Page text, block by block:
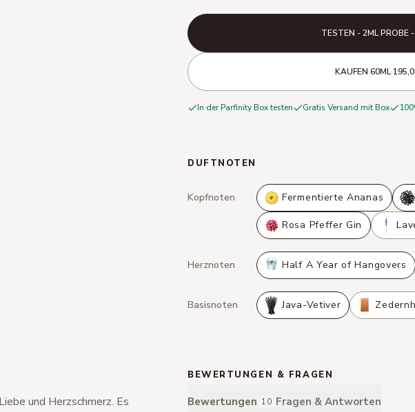
TESTEN - 2ML PROBE
KAUFEN·60ML·
In der Parfinity Box testen Gratis Versand mit Box
DUFTNOTEN
Kopfnoten Fermentierte Ananas
Rosa Pfeffer Gin
Herznoten Half A Year of Hangovers
Basisnoten Java-Vetiver
und Herzschmerz. Es
BEWERTUNGEN & FRAGEN
Bewertungen 10 Fragen & Antworten